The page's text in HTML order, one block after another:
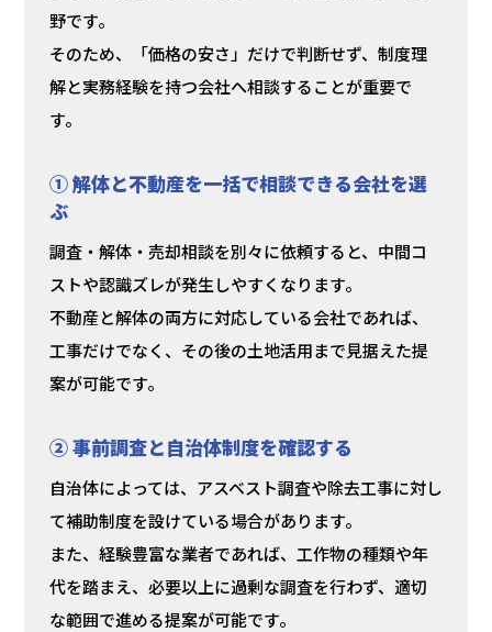
野です。
そのため、「価格の安さ」だけで判断せず、制度理
解と実務経験を持つ会社へ相談することが重要で
す。
① 解体と不動産を一括で相談できる会社を選
ぶ
調査・解体・売却相談を別々に依頼すると、中間コ
ストや認識ズレが発生しやすくなります。
不動産と解体の両方に対応している会社であれば、
工事だけでなく、その後の土地活用まで見据えた提
案が可能です。
② 事前調査と自治体制度を確認する
自治体によっては、アスベスト調査や除去工事に対し
て補助制度を設けている場合があります。
また、経験豊富な業者であれば、工作物の種類や年
代を踏まえ、必要以上に過剰な調査を行わず、適切
な範囲で進める提案が可能です。